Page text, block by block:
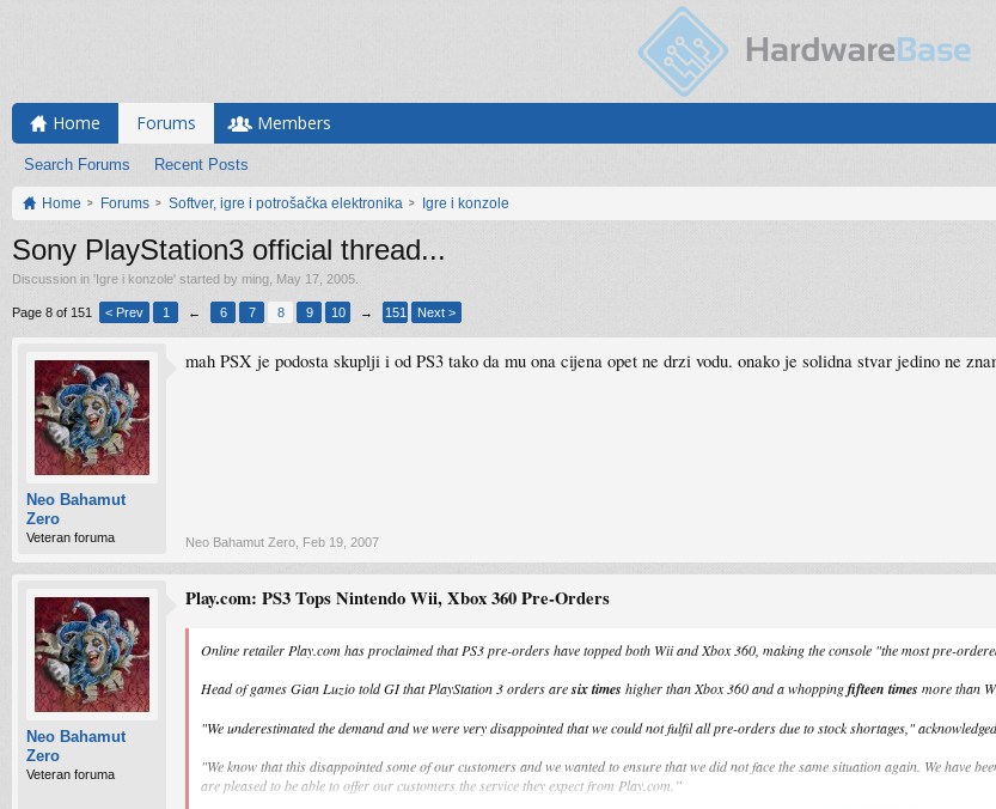
Home Forums
Search Forums Recent Posts
Members
Home Forums Softver, igre i potrošačka elektronika Igre i konzole
Sony PlayStation3 official thread...
Discussion in 'Igre i konzole' started by ming May 17, 2005
Page 8 of 151 < Prev 1 ← 6 7 8 9 10 → 151 Next >
Neo Bahamut
Zero
Veteran foruma
mah PSX je podosta skuplji i od PS3 tako da mu ona cijena opet ne drzi vodu. onako je solidna stvar jedino ne
Neo Bahamut Zero Feb 19, 2007
Neo Bahamut
Zero
Veteran foruma
Play.com: PS3 Tops Nintendo Wii, Xbox 360 Pre-Orders
Online retailer Play.com has proclaimed that PS3 pre-orders have topped both Wii and Xbox 360, making the console "the most pre-
Head of games Gian Luzio told GI that PlayStation 3 orders aresix times higher than Xbox 360 and a whoppingfifteen times more than
"We underestimated the demand and we were very disappointed that we could not fulfil all pre-orders due to stock shortages,"
"We know that this disappointed some of our customers and we wanted to ensure that we did not face the same situation again. We have
are pleased to be able to offer our customers the service they expect from Play.com.”